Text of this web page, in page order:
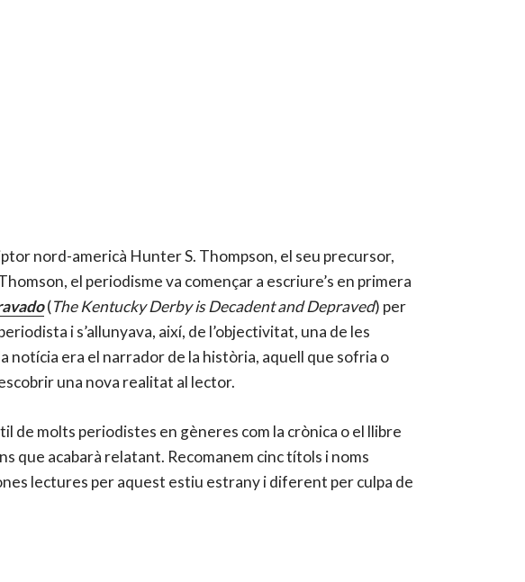
nord-americà Hunter S. Thompson, el seu precursor,
el periodisme va començar a escriure’s en primera
(The Kentucky Derby is Decadent and Depraved) per
i s’allunyava, així, de l’objectivitat, una de les
notícia era el narrador de la història, aquell que sofria o
una nova realitat al lector.
de molts periodistes en gèneres com la crònica o el llibre
que acabarà relatant. Recomanem cinc títols i noms
lectures per aquest estiu estrany i diferent per culpa de